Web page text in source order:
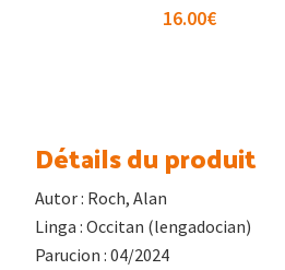
16.00€
Détails du produit
Autor : Roch, Alan
Linga : Occitan (lengadocian)
Parucion : 04/2024